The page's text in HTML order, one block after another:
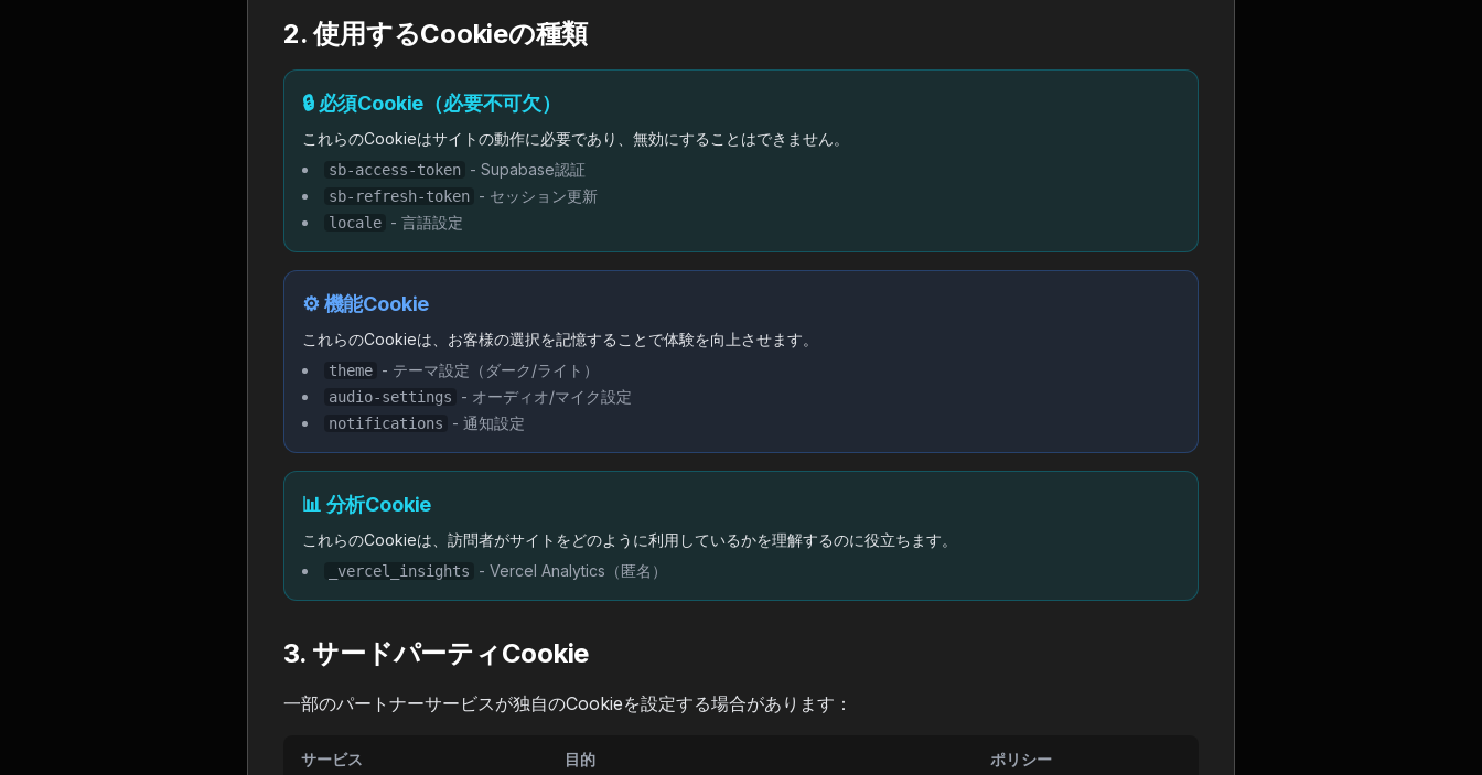
2. 使用するCookieの種類
🔒 必須Cookie（必要不可欠）
これらのCookieはサイトの動作に必要であり、無効にすることはできません。
sb-access-token - Supabase認証
sb-refresh-token - セッション更新
locale - 言語設定
⚙️ 機能Cookie
これらのCookieは、お客様の選択を記憶することで体験を向上させます。
theme - テーマ設定（ダーク/ライト）
audio-settings - オーディオ/マイク設定
notifications - 通知設定
📊 分析Cookie
これらのCookieは、訪問者がサイトをどのように利用しているかを理解するのに役立ちます。
_vercel_insights - Vercel Analytics（匿名）
3. サードパーティCookie
一部のパートナーサービスが独自のCookieを設定する場合があります：
サービス 目的 ポリシー